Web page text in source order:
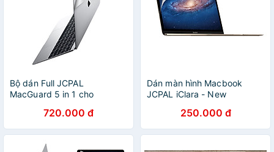
Bộ dán Full JCPAL
MacGuard 5 in 1 cho
720.000 đ
Dán màn hình Macbook
JCPAL iClara - New
250.000 đ